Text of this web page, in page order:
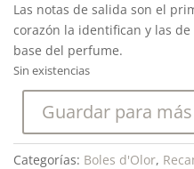
Las notas de salida son el
corazón la identifican y las
base del perfume.
Sin existencias
Guardar para
Categorías: Boles d'Olor,